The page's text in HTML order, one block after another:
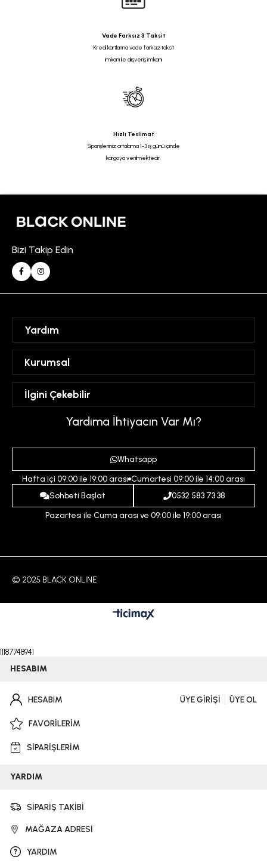
Vade Farksız 3 Taksit
Kredi kartlarına vade farksız taksit
imkanı ile alışveriş imkanı
Hızlı Teslimat
Siparişleriniz ortalama 1-3 iş günü içinde
kargoya verilmektedir.
Bizi Takip Edin
Yardım
Hesabım
Favorilerim
Kurumsal
Mesafeli Satış Sözleşmesi
Üyelik Sözleşmesi
Gizlilik ve Güvenlik Politikası
Ödeme ve Teslimat Koşulları
İptal ve İade Koşulları
İlgini Çekebilir
İndirim
Yardıma İhtiyacın Var Mı?
Whatsapp
Hafta içi 09:00 ile 19:00 arası Cumartesi 09:00 ile 14:00 arası
Sohbeti Başlat
0532 583 73 38
Pazartesi ile Cuma arası ve 09:00 ile 19:00 arası
© 2025 BLACK ONLINE
11187748941
HESABIM
HESABIM ÜYE GİRİŞİ ÜYE OL
FAVORİLERİM
SİPARİŞLERİM
YARDIM
SİPARİŞ TAKİBİ
MAĞAZA ADRESİ
YARDIM